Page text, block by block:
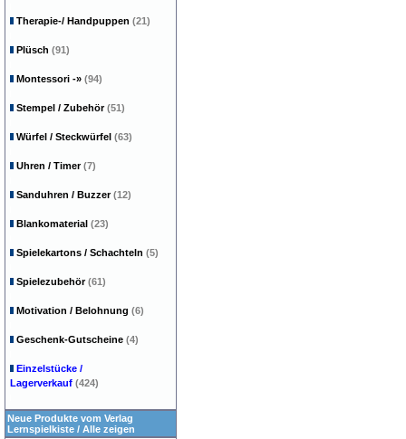
Therapie-/ Handpuppen (21)
Plüsch (91)
Montessori -» (94)
Stempel / Zubehör(51)
Würfel / Steckwürfel (63)
Uhren / Timer(7)
Sanduhren / Buzzer(12)
Blankomaterial (23)
Spielekartons / Schachteln (5)
Spielezubehör(61)
Motivation / Belohnung (6)
Geschenk-Gutscheine (4)
Einzelstücke /
Lagerverkauf (424)
Neue Produkte vom Verlag
Lernspielkiste / Alle zeigen